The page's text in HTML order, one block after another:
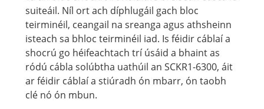
suiteáil. Níl ort ach díphlugáil gach bloc
teirminéil, ceangail na sreanga agus athsheinn
isteach sa bhloc teirminéil iad. Is féidir cáblaí a
shocrú go héifeachtach trí úsáid a bhaint as
ródú cábla solúbtha uathúil an SCKR1-6300, áit
ar féidir cáblaí a stiúradh ón mbarr, ón taobh
clé nó ón mbun.